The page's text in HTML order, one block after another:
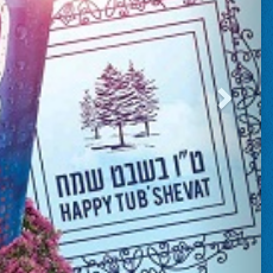
האם ההסכם של מיקי זוהר מחזק את הימין או
או הדחה? ומה יחליט בעתיד המרכז? עוד שנה
המלא - עמ' 4.